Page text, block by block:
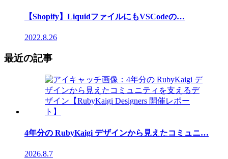
【Shopify】LiquidファイルにもVSCodeの…
2022.8.26
最近の記事
4年分の RubyKaigi デザインから見えたコミュニ…
2026.8.7